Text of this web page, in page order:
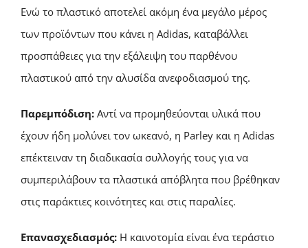
Ενώ το πλαστικό αποτελεί ακόμη ένα μεγάλο μέρος
των προϊόντων που κάνει η Adidas, καταβάλλει
προσπάθειες για την εξάλειψη του παρθένου
πλαστικού από την αλυσίδα ανεφοδιασμού της.
Παρεμπόδιση: Αντί να προμηθεύονται υλικά που
έχουν ήδη μολύνει τον ωκεανό, η Parley και η Adidas
επέκτειναν τη διαδικασία συλλογής τους για να
συμπεριλάβουν τα πλαστικά απόβλητα που βρέθηκαν
στις παράκτιες κοινότητες και στις παραλίες.
Επανασχεδιασμός: Η καινοτομία είναι ένα τεράστιο